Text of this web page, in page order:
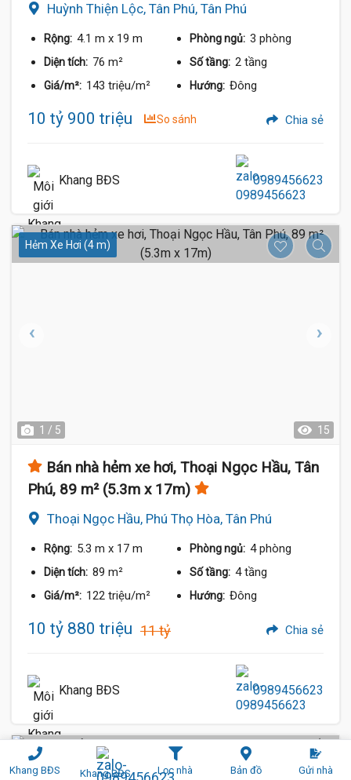
Khang BĐS Khang BĐS Lọc nhà Bản đồ Gửi nhà
Huỳnh Thiện Lộc, Tân Phú, Tân Phú
Rộng: 4.1 m x 19 m Phòng ngủ: 3 phòng
Diện tích: 76 m² Số tầng: 2 tầng
Giá/m²: 143 triệu/m² Hướng: Đông
10 tỷ 900 triệu So sánh Chia sẻ
Khang BĐS 0989456623
Hẻm Xe Hơi (4 m)
1 / 5 15
Bán nhà hẻm xe hơi, Thoại Ngọc Hầu, Tân
Phú, 89 m² (5.3m x 17m)
Thoại Ngọc Hầu, Phú Thọ Hòa, Tân Phú
Rộng: 5.3 m x 17 m Phòng ngủ: 4 phòng
Diện tích: 89 m² Số tầng: 4 tầng
Giá/m²: 122 triệu/m² Hướng: Đông
10 tỷ 880 triệu 11 tỷ Chia sẻ
Khang BĐS 0989456623
Hẻm Xe Hơi (4 m)